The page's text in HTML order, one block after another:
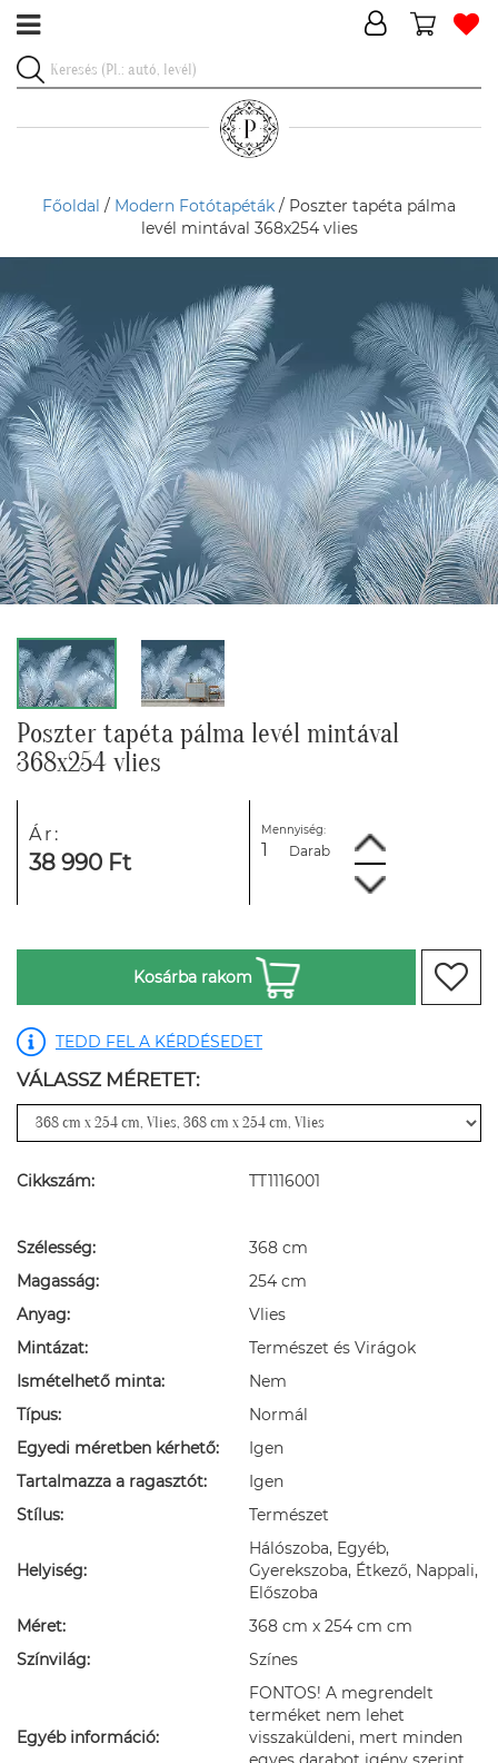
Főoldal / Modern Fotótapéták / Poszter tapéta pálma
levél mintával 368x254 vlies
Poszter tapéta pálma levél mintával
368x254 vlies
Ár:
38 990 Ft
Mennyiség:
Darab
Kosárba rakom
TEDD FEL A KÉRDÉSEDET
VÁLASSZ MÉRETET:
Cikkszám: TT1116001
Szélesség:
368 cm
Magasság:
254 cm
Anyag:
Vlies
Mintázat:
Természet és Virágok
Ismételhető minta:
Nem
Típus:
Normál
Egyedi méretben kérhető:
Igen
Tartalmazza a ragasztót:
Igen
Stílus:
Természet
Helyiség:
Hálószoba, Egyéb,
Gyerekszoba, Étkező, Nappali,
Előszoba
Méret:
368 cm x 254 cm cm
Színvilág:
Színes
Egyéb információ:
FONTOS! A megrendelt
terméket nem lehet
visszaküldeni, mert minden